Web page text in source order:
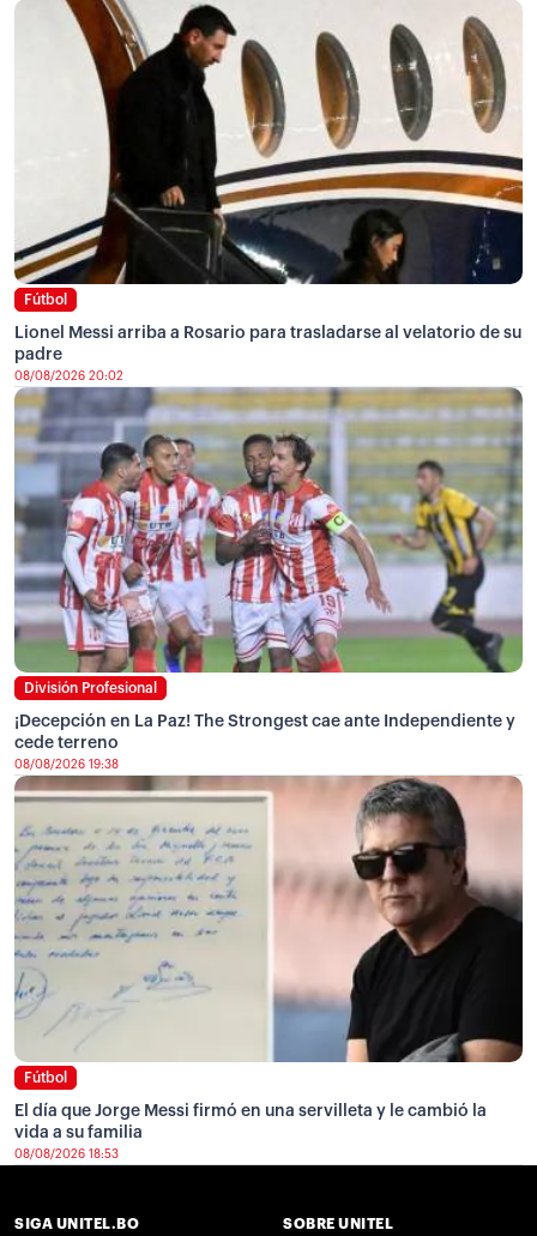
Fútbol
Lionel Messi arriba a Rosario para trasladarse al velatorio de su
padre
08/08/2026 20:02
División Profesional
¡Decepción en La Paz! The Strongest cae ante Independiente y
cede terreno
08/08/2026 19:38
Fútbol
El día que Jorge Messi firmó en una servilleta y le cambió la
vida a su familia
08/08/2026 18:53
SIGA UNITEL.BO SOBRE UNITEL